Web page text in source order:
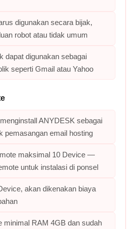
digunakan secara bijak,
robot atau tidak umum
dapat digunakan sebagai
seperti Gmail atau Yahoo
ANYDESK sebagai
pemasangan email hosting
maksimal 10 Device —
untuk instalasi di ponsel
akan dikenakan biaya
minimal RAM 4GB dan sudah